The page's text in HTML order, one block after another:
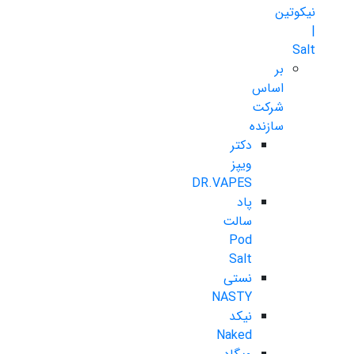
نیکوتین
|
Salt
بر
اساس
شرکت
سازنده
دکتر
ویپز
DR.VAPES
پاد
سالت
Pod
Salt
نستی
NASTY
نیکد
Naked